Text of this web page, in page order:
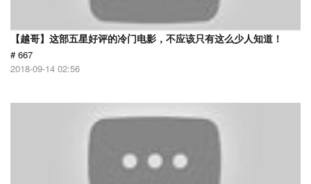
【越哥】这部五星好评的冷门电影，不应该只有这么少人知道！
# 667
2018-09-14 02:56